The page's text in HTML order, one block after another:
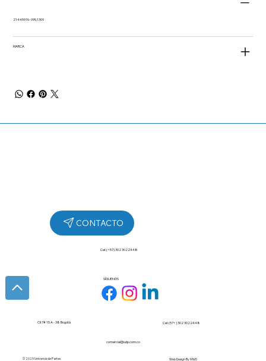
21445976- 095.1309
MARCA
SÍGUENOS
Cel: (+57) 302 3022448
Cll 7# 15 A - 38 Bogotá Cel: (57+) 302 3022448
© 2025 Universal de Partes Web Design ByMWD
comercial@udp.com.co